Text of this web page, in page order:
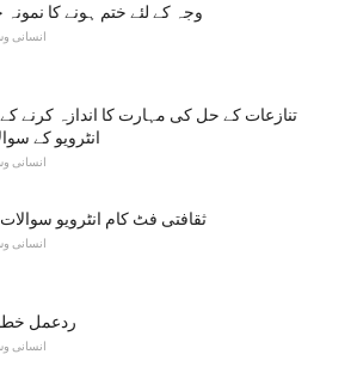
وجہ کے لئے ختم ہونے کا
انسانی
تنازعات کے حل کی مہارت کا اندازہ کرنے کے
انٹرویو کے
انسانی
18 ثقافتی فٹ کام انٹرویو سوالات
انسانی
ردعمل
انسانی